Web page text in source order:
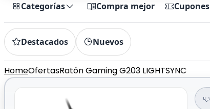
Categorías Compra mejor Cupones
Destacados Nuevos
HomeOfertasRatón Gaming G203 LIGHTSYNC